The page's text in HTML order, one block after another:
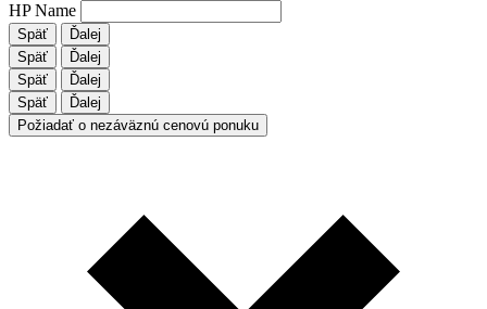
HP Name
Späť
Ďalej
Späť
Ďalej
Späť
Ďalej
Späť
Ďalej
Požiadať o nezáväznú cenovú ponuku